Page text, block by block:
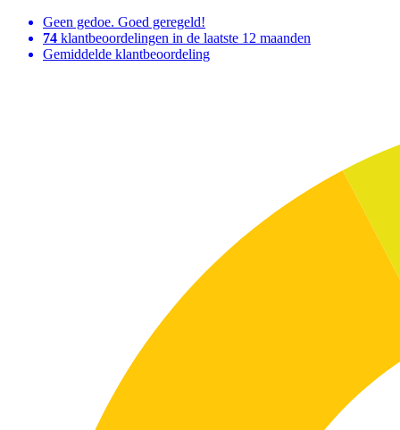
Geen gedoe. Goed geregeld!
74 klantbeoordelingen in de laatste 12 maanden
Gemiddelde klantbeoordeling